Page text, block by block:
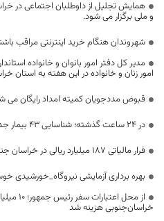
همایش تجلیل از داوطلبان اجتماعی در
و ملی برگزار می شود.
شهروندان هنگام خرید اینترنتی مراقب
مدير كل دفتر امور بانوان و خانواده
امور زنان و خانواده در اين هفته به استان
قبوض مددجویان کمیته امداد رایگان می
در 24 ساعت گذشته؛ شناسایی 43 بیمار جدید کرونا در خراسان جنوبی
فرار مالیاتی ۱۸۷ میلیارد ریالی در خراسان جنوبی کشف شد
بهره برداری آزمایشی نیروگاه_خورشیدی
از محل
خراسان‌جنوبی هزینه شد